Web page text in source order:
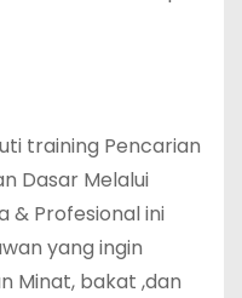
training Pencarian
Dasar Melalui
& Profesional ini
yang ingin
Minat, bakat ,dan